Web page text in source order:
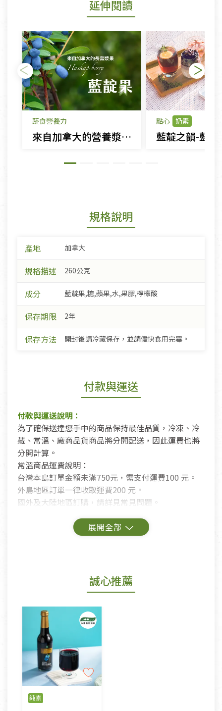
延伸閱讀
蔬食營養力
來自加拿大的營養漿果 - 藍靛果
點心 奶素
規格說明
產地 加拿大
規格描述 260公克
成分 藍靛果,糖,蘋果,水,果膠,檸檬酸
保存期限 2年
保存方法 開封後請冷藏保存，並請儘快食用完畢。
付款與運送
付款與運送說明：
為了確保送達您手中的商品保持最佳品質，冷凍、冷
藏、常溫、廠商品貨商品將分開配送，因此運費也將
分開計算。
常溫商品運費說明：
台灣本島訂單金額未滿750元，需支付運費100 元。
外島地區訂單一律收取運費200 元。
國外及大陸地區訂購，請詳見常見問題。
鑑賞期商品說明：
若您購買的商品有下列「不適用七天鑑賞期商品」情
形者，除商品瑕疵以外，恕不接受退換貨.
依消保法之規定提供該商品七天免費鑑賞期(含例假
日)的服務，原則上若商品未經使用或被汙損(除商品
瑕疵)，一般皆可申請退換貨。
不適用七天鑑賞期商品：
以數位或電磁紀錄形式儲存之商品、易於變質或損壞
之商品、以及性質上無法或不適合退換之商品：如
CD、VCD、DVD、電腦軟體，若產品瑕疵無法讀取僅
誠心推薦
純素